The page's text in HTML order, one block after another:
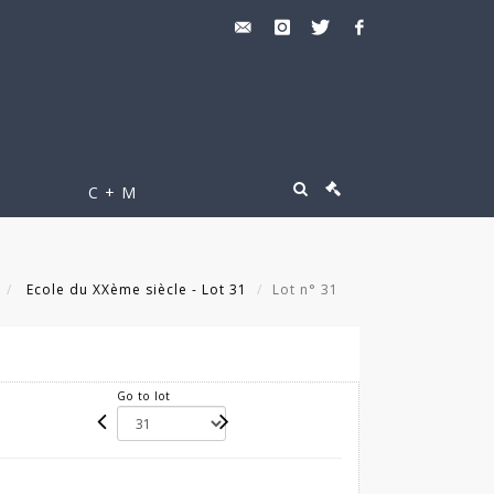
C + M
Ecole du XXème siècle - Lot 31 Lot n° 31
Go to lot